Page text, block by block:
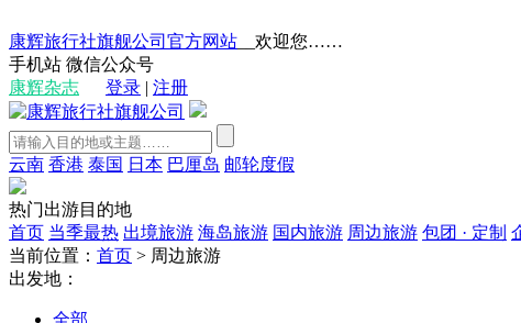
康辉旅行社旗舰公司官方网站 __欢迎您……
手机站 微信公众号
康辉杂志
登录 | 注册
云南 香港 泰国 日本 巴厘岛 邮轮度假
热门出游目的地
首页 当季最热 出境旅游 海岛旅游 国内旅游 周边旅游 包团 · 定制
当前位置： 首页 > 周边旅游
出发地：
全部